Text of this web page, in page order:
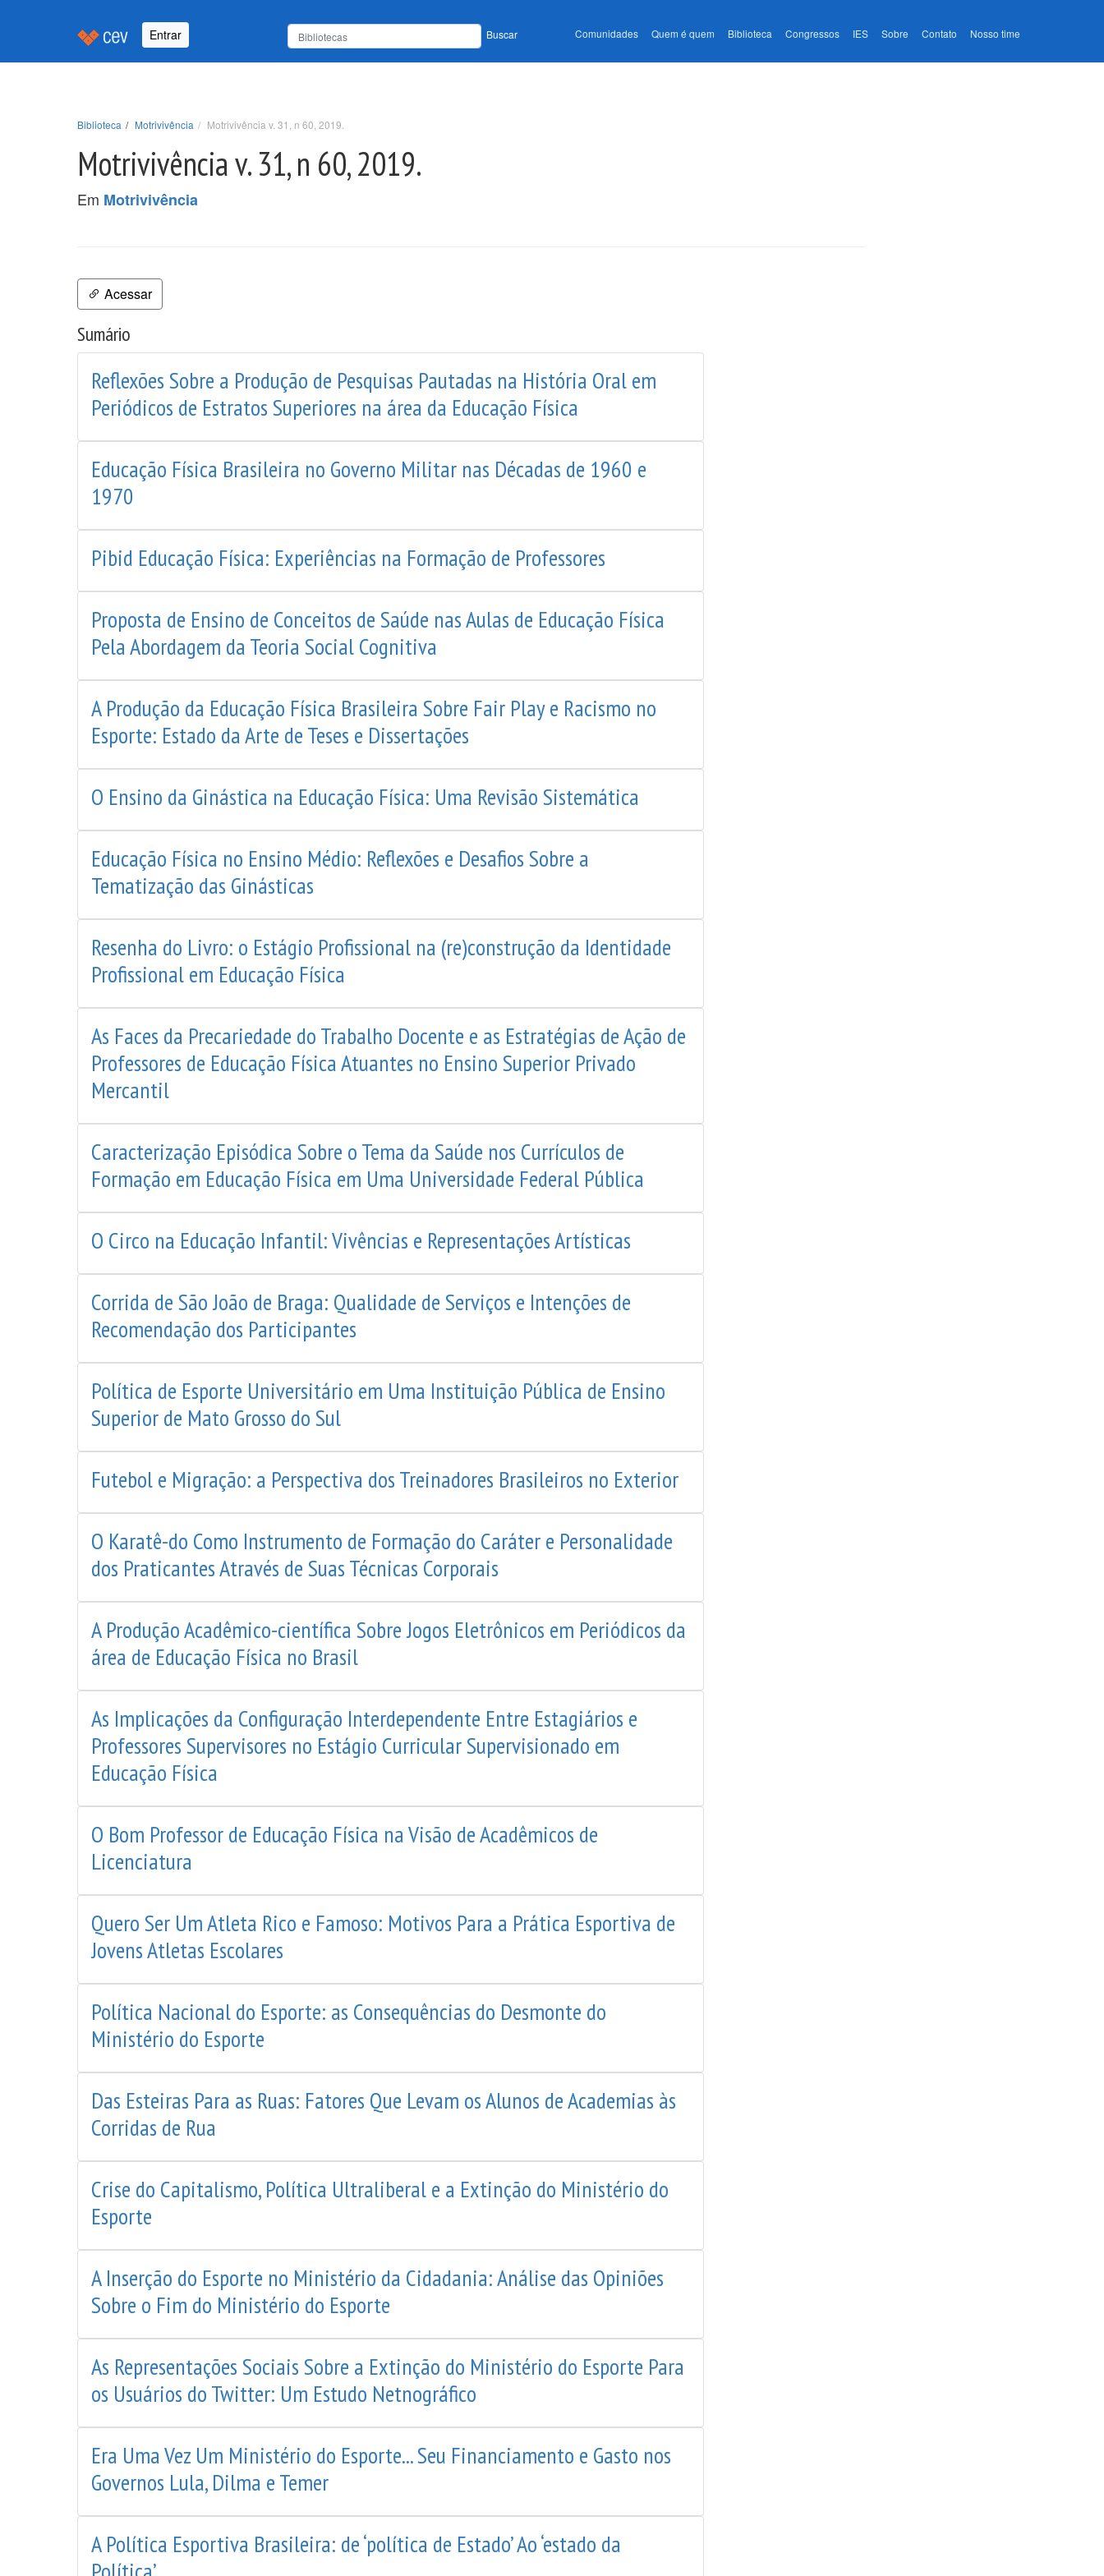
Entrar Buscar Comunidades Quem é quem Biblioteca Congressos IES Sobre Contato Nosso time
Biblioteca Motrivivência Motrivivência v. 31, n 60, 2019.
Motrivivência v. 31, n 60, 2019.
Em Motrivivência
Acessar
Sumário
Reflexões Sobre a Produção de Pesquisas Pautadas na História Oral em
Periódicos de Estratos Superiores na área da Educação Física
Educação Física Brasileira no Governo Militar nas Décadas de 1960 e
1970
Pibid Educação Física: Experiências na Formação de Professores
Proposta de Ensino de Conceitos de Saúde nas Aulas de Educação Física
Pela Abordagem da Teoria Social Cognitiva
A Produção da Educação Física Brasileira Sobre Fair Play e Racismo no
Esporte: Estado da Arte de Teses e Dissertações
O Ensino da Ginástica na Educação Física: Uma Revisão Sistemática
Educação Física no Ensino Médio: Reflexões e Desafios Sobre a
Tematização das Ginásticas
Resenha do Livro: o Estágio Profissional na (re)construção da Identidade
Profissional em Educação Física
As Faces da Precariedade do Trabalho Docente e as Estratégias de Ação de
Professores de Educação Física Atuantes no Ensino Superior Privado
Mercantil
Caracterização Episódica Sobre o Tema da Saúde nos Currículos de
Formação em Educação Física em Uma Universidade Federal Pública
O Circo na Educação Infantil: Vivências e Representações Artísticas
Corrida de São João de Braga: Qualidade de Serviços e Intenções de
Recomendação dos Participantes
Política de Esporte Universitário em Uma Instituição Pública de Ensino
Superior de Mato Grosso do Sul
Futebol e Migração: a Perspectiva dos Treinadores Brasileiros no Exterior
O Karatê-do Como Instrumento de Formação do Caráter e Personalidade
dos Praticantes Através de Suas Técnicas Corporais
A Produção Acadêmico-científica Sobre Jogos Eletrônicos em Periódicos da
área de Educação Física no Brasil
As Implicações da Configuração Interdependente Entre Estagiários e
Professores Supervisores no Estágio Curricular Supervisionado em
Educação Física
O Bom Professor de Educação Física na Visão de Acadêmicos de
Licenciatura
Quero Ser Um Atleta Rico e Famoso: Motivos Para a Prática Esportiva de
Jovens Atletas Escolares
Política Nacional do Esporte: as Consequências do Desmonte do
Ministério do Esporte
Das Esteiras Para as Ruas: Fatores Que Levam os Alunos de Academias às
Corridas de Rua
Crise do Capitalismo, Política Ultraliberal e a Extinção do Ministério do
Esporte
A Inserção do Esporte no Ministério da Cidadania: Análise das Opiniões
Sobre o Fim do Ministério do Esporte
As Representações Sociais Sobre a Extinção do Ministério do Esporte Para
os Usuários do Twitter: Um Estudo Netnográfico
Era Uma Vez Um Ministério do Esporte... Seu Financiamento e Gasto nos
Governos Lula, Dilma e Temer
A Política Esportiva Brasileira: de ‘política de Estado’ Ao ‘estado da